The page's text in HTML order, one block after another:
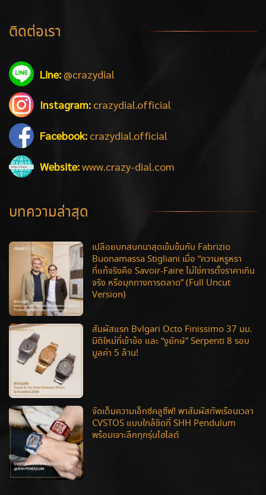
ติดต่อเรา
Line: @crazydial
Instagram: crazydial.official
Facebook: crazydial.official
Website:www.crazy-dial.com
บทความล่าสุด
เปลือยบทสนทนาสุดเข้มข้นกับ Fabrizio
Buonamassa Stigliani เมื่อ “ความหรูหรา
ที่แท้จริงคือ Savoir-Faire ไม่ใช่การตั้งราคาเกิน
จริง หรือมุกทางการตลาด” (Full Uncut
Version)
สัมผัสแรก Bvlgari Octo Finissimo 37 มม.
มิติใหม่ที่เข้าข้อ และ “งูยักษ์” Serpenti 8 รอบ
มูลค่า 5 ล้าน!
จัดเต็มความเอ็กซ์คลูซีฟ! พาสัมผัสทัพเรือนเวลา
CVSTOS แบบใกล้ชิดที่ SHH Pendulum
พร้อมเจาะลึกทุกรุ่นไฮไลต์